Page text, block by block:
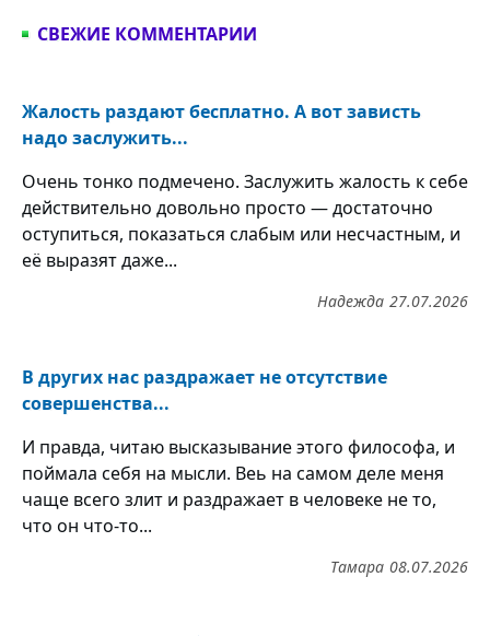
СВЕЖИЕ КОММЕНТАРИИ
Жалость раздают бесплатно. А вот зависть
надо заслужить...
Очень тонко подмечено. Заслужить жалость к себе
действительно довольно просто — достаточно
оступиться, показаться слабым или несчастным, и
её выразят даже...
27.07.2026
Надежда
В других нас раздражает не отсутствие
совершенства...
И правда, читаю высказывание этого философа, и
поймала себя на мысли. Веь на самом деле меня
чаще всего злит и раздражает в человеке не то,
что он что-то...
08.07.2026
Тамара